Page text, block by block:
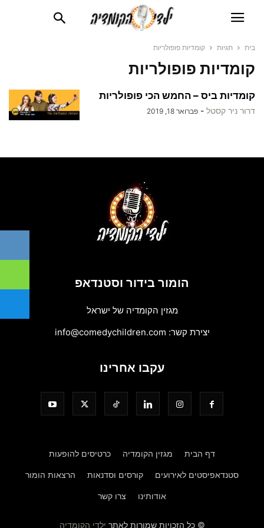
בית תגיות קומדיות פופולריות
קומדיות פופולריות
קומדיות ביס – החמש הכי פופולריות
דרור ניר קסטל - פברואר 18, 2019
הומור בידור וסטנדאפ
מגזין הקומדיה של ישראל
יצירת קשר: info@comedychildren.com
עקבו אחרינו
דף הבית מגזין הקומדיה כרטיסים להופעות
סטנדאפיסטים לאירועים קורסים וסדנאות הרצאות הומור
אודותינו צרו קשר
© כל הזכויות שמורות לאתר ילדי הקומדיה